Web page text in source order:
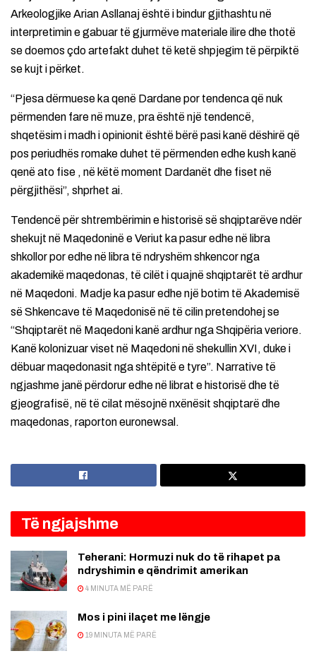
Arkeologjike Arian Asllanaj është i bindur gjithashtu në
interpretimin e gabuar të gjurmëve materiale ilire dhe thotë
se doemos çdo artefakt duhet të ketë shpjegim të përpiktë
se kujt i përket.
“Pjesa dërmuese ka qenë Dardane por tendenca që nuk
përmenden fare në muze, pra është një tendencë,
shqetësim i madh i opinionit është bërë pasi kanë dëshirë që
pos periudhës romake duhet të përmenden edhe kush kanë
qenë ato fise , në këtë moment Dardanët dhe fiset në
përgjithësi”, shprhet ai.
Tendencë për shtrembërimin e historisë së shqiptarëve ndër
shekujt në Maqedoninë e Veriut ka pasur edhe në libra
shkollor por edhe në libra të ndryshëm shkencor nga
akademikë maqedonas, të cilët i quajnë shqiptarët të ardhur
në Maqedoni. Madje ka pasur edhe një botim të Akademisë
së Shkencave të Maqedonisë në të cilin pretendohej se
“Shqiptarët në Maqedoni kanë ardhur nga Shqipëria veriore.
Kanë kolonizuar viset në Maqedoni në shekullin XVI, duke i
dëbuar maqedonasit nga shtëpitë e tyre”. Narrative të
ngjashme janë përdorur edhe në librat e historisë dhe të
gjeografisë, në të cilat mësojnë nxënësit shqiptarë dhe
maqedonas, raporton euronewsal.
Të ngjajshme
Teherani: Hormuzi nuk do të rihapet pa
ndryshimin e qëndrimit amerikan
4 MINUTA MË PARË
Mos i pini ilaçet me lëngje
19 MINUTA MË PARË